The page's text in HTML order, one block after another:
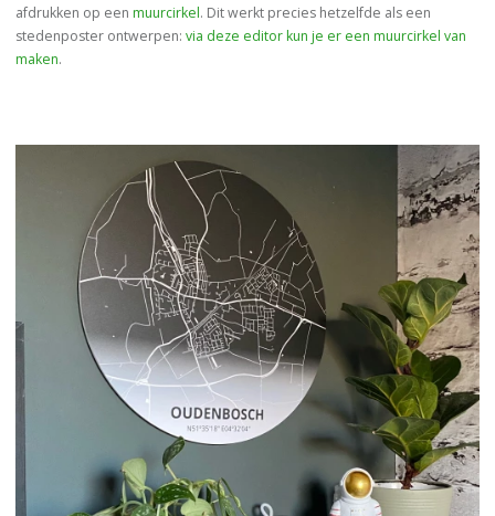
afdrukken op een muurcirkel. Dit werkt precies hetzelfde als een
stedenposter ontwerpen: via deze editor kun je er een muurcirkel van
maken.